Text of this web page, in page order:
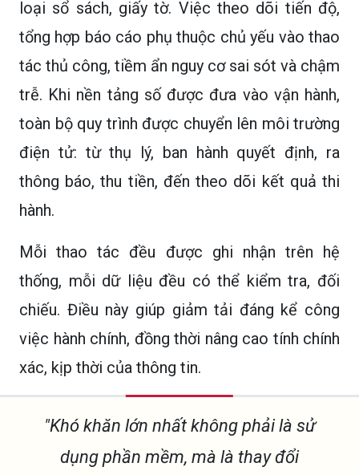
loại sổ sách, giấy tờ. Việc theo dõi tiến độ,
tổng hợp báo cáo phụ thuộc chủ yếu vào thao
tác thủ công, tiềm ẩn nguy cơ sai sót và chậm
trễ. Khi nền tảng số được đưa vào vận hành,
toàn bộ quy trình được chuyển lên môi trường
điện tử: từ thụ lý, ban hành quyết định, ra
thông báo, thu tiền, đến theo dõi kết quả thi
hành.
Mỗi thao tác đều được ghi nhận trên hệ
thống, mỗi dữ liệu đều có thể kiểm tra, đối
chiếu. Điều này giúp giảm tải đáng kể công
việc hành chính, đồng thời nâng cao tính chính
xác, kịp thời của thông tin.
"Khó khăn lớn nhất không phải là sử
dụng phần mềm, mà là thay đổi